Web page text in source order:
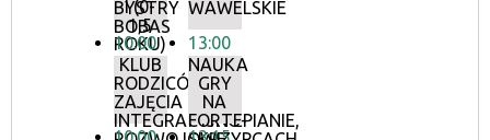
I (0-
1,5
ROKU)
BYSTRY
BOBAS
10:00
KLUB
RODZICÓW:
ZAJĘCIA
INTEGRACYJNO-
WAWELSKIE
13:00
NAUKA
GRY
NA
FORTEPIANIE,